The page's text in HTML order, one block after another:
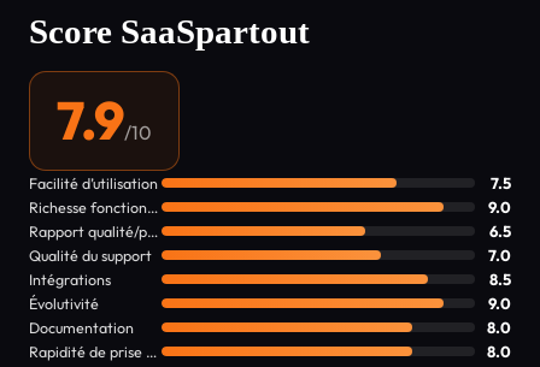
Score SaaSpartout
7.9/10
Facilité d’utilisation
7.5
Richesse fonctionnelle
9.0
Rapport qualité/prix
6.5
Qualité du support
7.0
Intégrations
8.5
Évolutivité
9.0
Documentation
8.0
Rapidité de prise en main
8.0